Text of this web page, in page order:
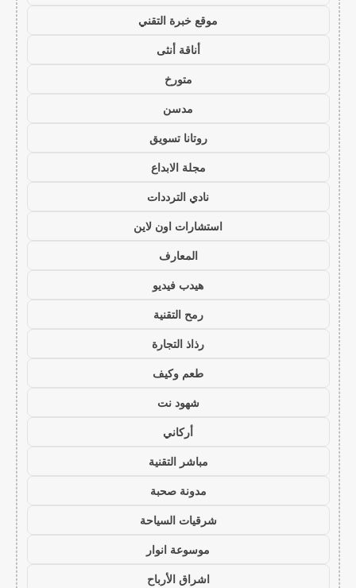
موقع خبرة التقني
أناقة أنثى
متورخ
مدسن
روتانا تسويق
مجلة الابداع
نادي الترددات
استشارات اون لاين
المعارف
هيدب فيديو
رمح التقنية
رذاذ التجارة
طعم وكيف
شهود نت
أركاني
مباشر التقنية
مدونة صحبة
شرقيات السياحة
موسوعة انوار
اشراق الأرباح